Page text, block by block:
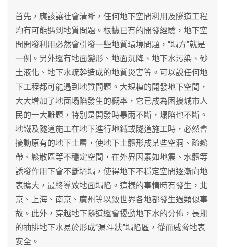
首先，應該讓社會清晰，任何地下空間利用及隧道工程
均有可能遇到地質問題。根據已有的開發經驗，地下空
間開發利用必然會引發一些地質環境問題，“塌方”就是
一例。另外還有地面變形、地面沉降、地下水污染、砂
土液化、地下水疏幹造成的地質災害等。可以說任何地
下工程都可能遇到地質問題。大規模的開發地下空間，
大大增加了地面塌陷發生的概率，它已成為困擾城市人
民的一大難題，特別是開發時暴雨不斷，塌陷也不斷。
地鐵及隧道施工在地下進行地鐵或隧道施工時，必然會
擾動原有的地下土層，使地下土體形成某些空洞、疏鬆
帶、鬆散區等不穩定空間，在外界因素如地震、水體等
誘發作用下會不斷坍塌，使得地下不穩定空間逐漸向地
表擴大，最終導致地面塌陷。這樣的事情時有發生，北
京、上海、南京、廣州等以致世界各地都發生過類似事
故。此外，穿越地下隧道還會擾動地下水的分佈，長期
的抽排地下水易於形成“漏斗狀”塌陷區，從而威脅地表
安全。